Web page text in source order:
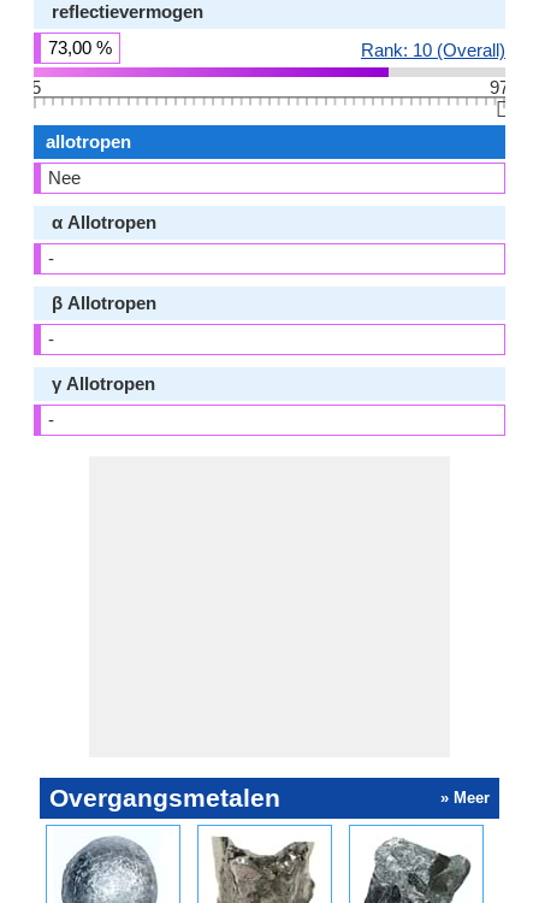
reflectievermogen
73,00 %
Rank: 10 (Overall)
5
97
👆🏻
allotropen
Nee
α Allotropen
-
β Allotropen
-
γ Allotropen
-
Overgangsmetalen » Meer